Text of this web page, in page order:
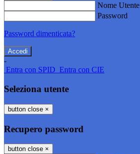
Nome Utente
Password
Password dimenticata?
-
Entra con SPID Entra con CIE
Seleziona utente
button close ×
Recupero password
button close ×